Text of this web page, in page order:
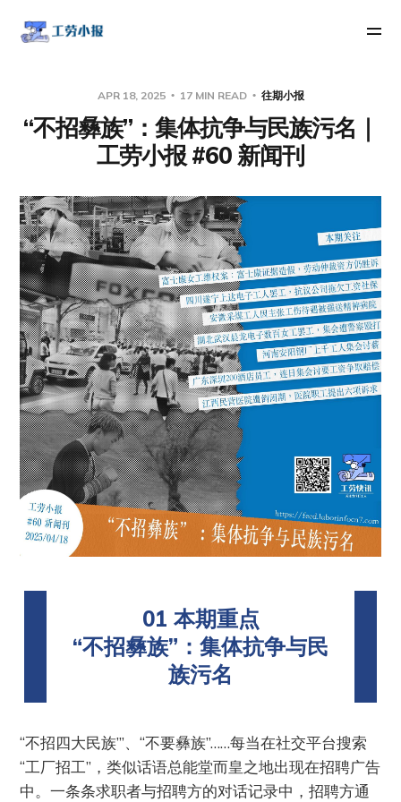
APR 18, 2025 17 MIN READ 往期小报
“不招彝族”：集体抗争与民族污名｜
工劳小报 #60 新闻刊
01 本期重点
“不招彝族”：集体抗争与民
族污名
“不招四大民族’”、“不要彝族”……每当在社交平台搜索
“工厂招工”，类似话语总能堂而皇之地出现在招聘广告
中。一条条求职者与招聘方的对话记录中，招聘方通